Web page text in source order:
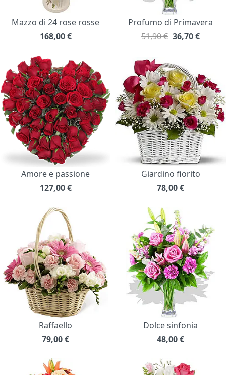
Mazzo di 24 rose rosse
168,00 €
Profumo di Primavera
51,90 € 36,70€
Amore e passione
127,00 €
Giardino fiorito
78,00€
Raffaello
79,00€
Dolce sinfonia
48,00€